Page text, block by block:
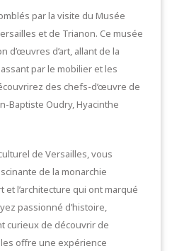
par la visite du Musée
et de Trianon. Ce musée
d’œuvres d’art, allant de la
par le mobilier et les
des chefs-d’œuvre de
Baptiste Oudry, Hyacinthe
de Versailles, vous
de la monarchie
et l’architecture qui ont marqué
passionné d’histoire,
curieux de découvrir de
offre une expérience